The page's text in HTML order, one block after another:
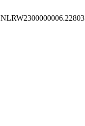
NLRW2300000006.22803